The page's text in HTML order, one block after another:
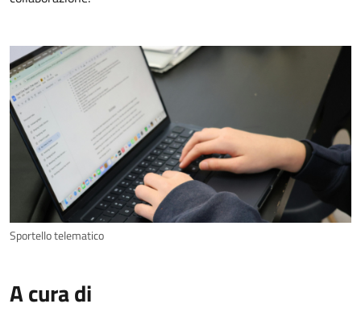
Sportello telematico
A cura di